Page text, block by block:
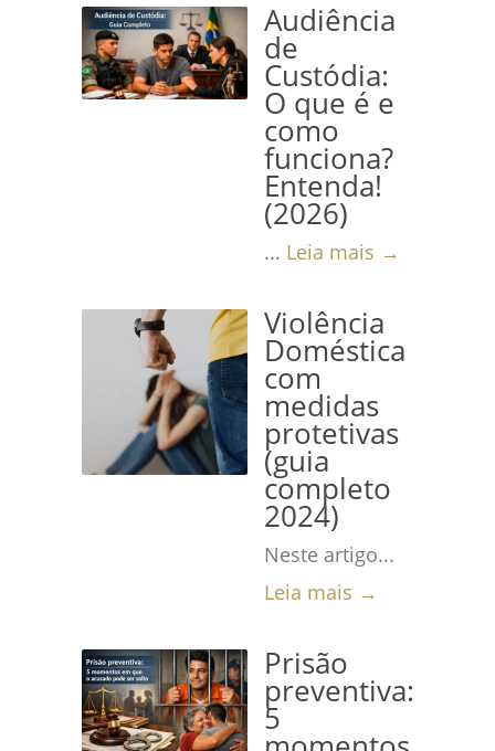
Audiência
de
Custódia:
O que é e
como
funciona?
Entenda!
(2026)
... Leia mais →
Violência
Doméstica
com
medidas
protetivas
(guia
completo
2024)
Neste artigo...
Leia mais →
Prisão
preventiva:
5